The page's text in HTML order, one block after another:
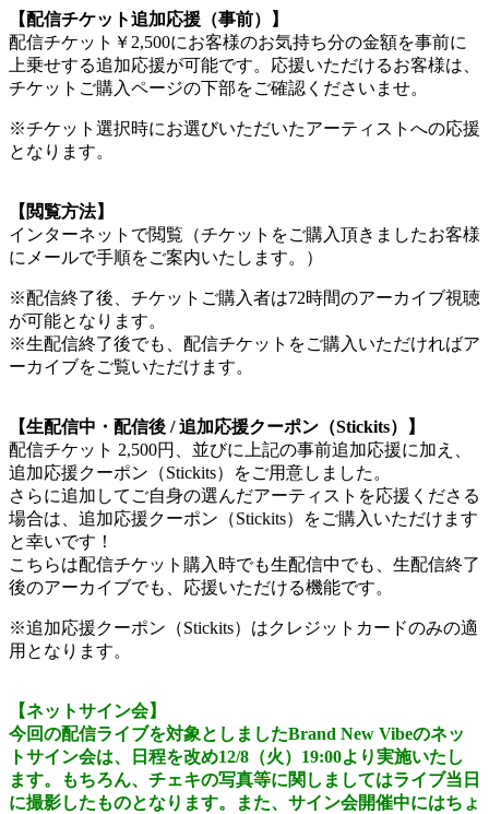
【配信チケット追加応援（事前）】
配信チケット￥2,500にお客様のお気持ち分の金額を事前に
上乗せする追加応援が可能です。応援いただけるお客様は、
チケットご購入ページの下部をご確認くださいませ。
※チケット選択時にお選びいただいたアーティストへの応援
となります。
【閲覧方法】
インターネットで閲覧（チケットをご購入頂きましたお客様
にメールで手順をご案内いたします。）
※配信終了後、チケットご購入者は72時間のアーカイブ視聴
が可能となります。
※生配信終了後でも、配信チケットをご購入いただければア
ーカイブをご覧いただけます。
【生配信中・配信後 / 追加応援クーポン（Stickits）】
配信チケット 2,500円、並びに上記の事前追加応援に加え、
追加応援クーポン（Stickits）をご用意しました。
さらに追加してご自身の選んだアーティストを応援くださる
場合は、追加応援クーポン（Stickits）をご購入いただけます
と幸いです！
こちらは配信チケット購入時でも生配信中でも、生配信終了
後のアーカイブでも、応援いただける機能です。
※追加応援クーポン（Stickits）はクレジットカードのみの適
用となります。
【ネットサイン会】
今回の配信ライブを対象としましたBrand New Vibeのネッ
トサイン会は、日程を改め12/8（火）19:00より実施いたし
ます。もちろん、チェキの写真等に関しましてはライブ当日
に撮影したものとなります。また、サイン会開催中にはちょ